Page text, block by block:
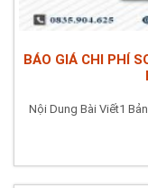
BÁO GIÁ CHI PHÍ
Nội Dung Bài Viết1